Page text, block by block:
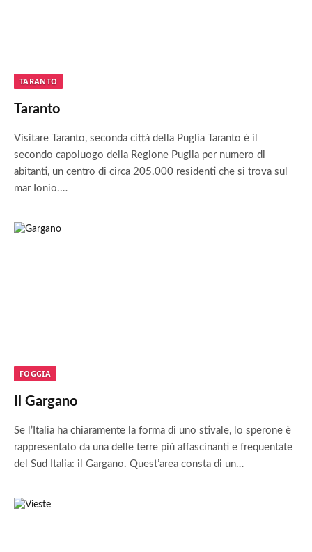
TARANTO
Taranto
Visitare Taranto, seconda città della Puglia Taranto è il
secondo capoluogo della Regione Puglia per numero di
abitanti, un centro di circa 205.000 residenti che si trova sul
mar Ionio.…
FOGGIA
Il Gargano
Se l’Italia ha chiaramente la forma di uno stivale, lo sperone è
rappresentato da una delle terre più affascinanti e frequentate
del Sud Italia: il Gargano. Quest’area consta di un…